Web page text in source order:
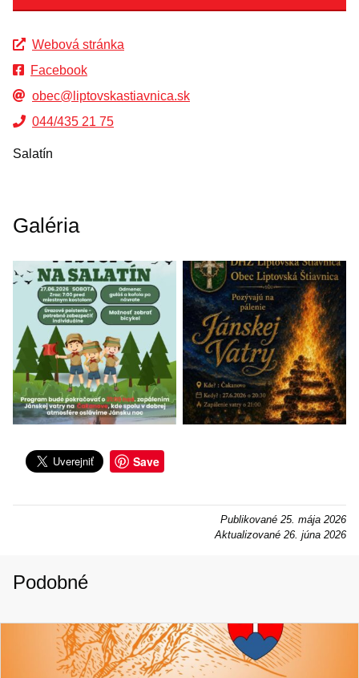
Webová stránka
Facebook
obec@liptovskastiavnica.sk
044/435 21 75
Salatín
Galéria
Save
Publikované 25. mája 2026
Aktualizované 26. júna 2026
Podobné